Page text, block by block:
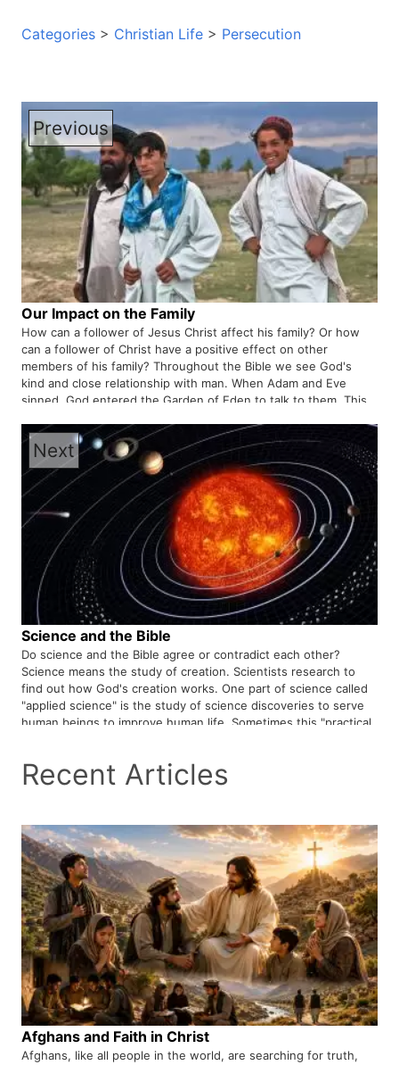
Categories > Christian Life > Persecution
Previous
Our Impact on the Family
How can a follower of Jesus Christ affect his family? Or how
can a follower of Christ have a positive effect on other
members of his family? Throughout the Bible we see God's
kind and close relationship with man. When Adam and Eve
sinned, God entered the Garden of Eden to talk to them. This
helped him to create a new generation so that he could save
his generation to be the savior of the whole world.
Next
Science and the Bible
Do science and the Bible agree or contradict each other?
Science means the study of creation. Scientists research to
find out how God's creation works. One part of science called
"applied science" is the study of science discoveries to serve
human beings to improve human life. Sometimes this "practical
and so on. The goal of true science and knowledge is to
properly investigate God's creation and use their research and
beings, so that human beings can better understand the
greatness of their Creator.
Recent Articles
Afghans and Faith in Christ
Afghans, like all people in the world, are searching for truth,